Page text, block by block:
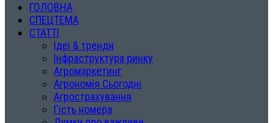
ГОЛОВНА
СПЕЦТЕМА
СТАТТІ
Ідеї & тренди
Інфраструктура ринку
Агромаркетинг
Агрономія Сьогодні
Агрострахування
Гість номера